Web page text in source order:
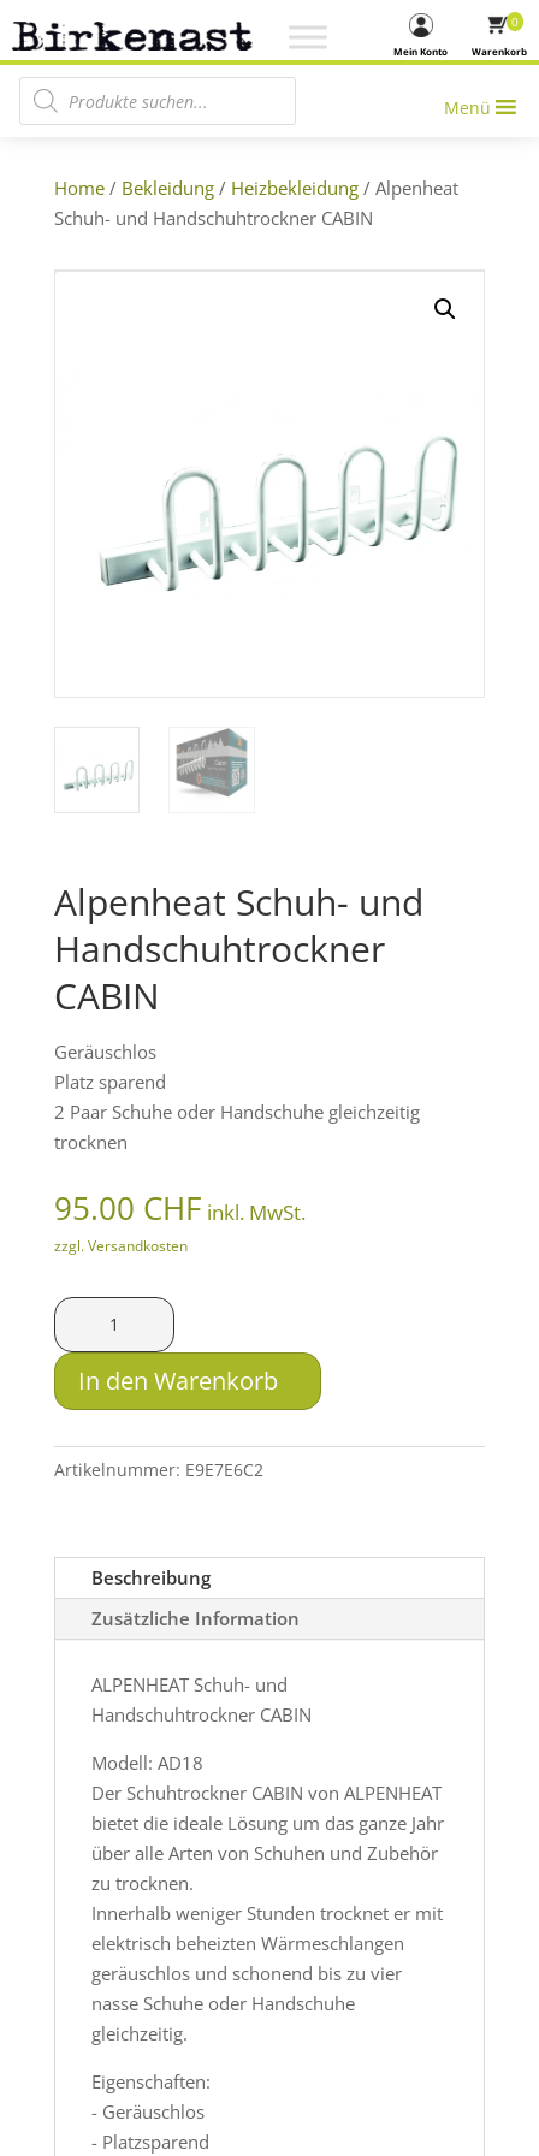
Warenkorb
0
Mein Konto
Products search
Menü
Home/ Bekleidung/ Heizbekleidung/ Alpenheat
Schuh- und Handschuhtrockner CABIN
Alpenheat Schuh- und
Handschuhtrockner
CABIN
Geräuschlos
Platz sparend
2 Paar Schuhe oder Handschuhe gleichzeitig
trocknen
95.00 CHF inkl. MwSt.
zzgl. Versandkosten
Alpenheat
Schuh-
und
Handschuhtrockner
Menge
In den Warenkorb
Artikelnummer: E9E7E6C2
Beschreibung
Zusätzliche Information
ALPENHEAT Schuh- und
Handschuhtrockner CABIN
Modell: AD18
Der Schuhtrockner CABIN von ALPENHEAT
bietet die ideale Lösung um das ganze Jahr
über alle Arten von Schuhen und Zubehör
zu trocknen.
Innerhalb weniger Stunden trocknet er mit
elektrisch beheizten Wärmeschlangen
geräuschlos und schonend bis zu vier
nasse Schuhe oder Handschuhe
gleichzeitig.
Eigenschaften:
- Geräuschlos
- Platzsparend